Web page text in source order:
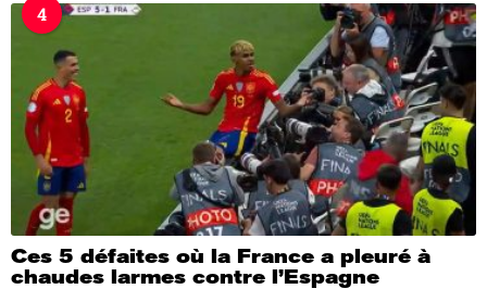
4
Ces 5 défaites où la France a pleuré à
chaudes larmes contre l’Espagne